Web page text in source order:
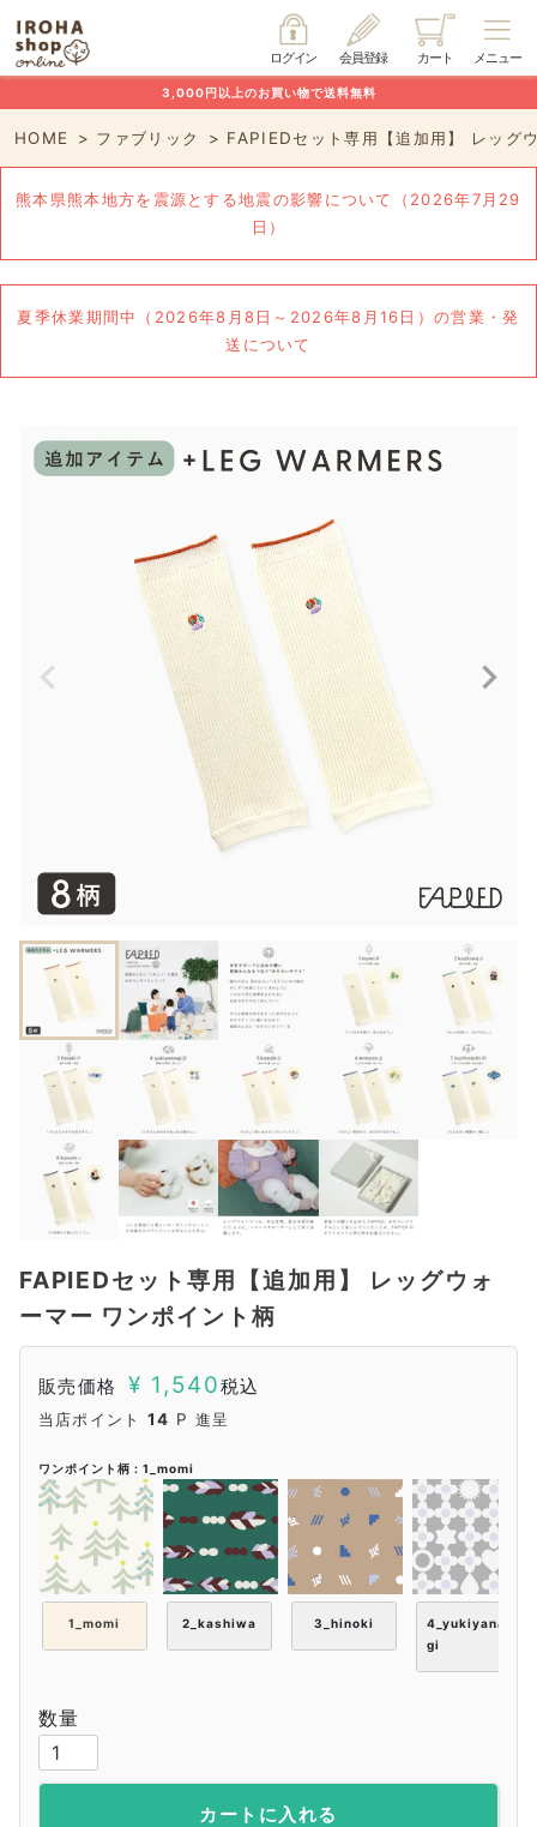
メニュー
カート
会員登録
ログイン
3,000円以上のお買い物で送料無料
HOME ファブリック FAPIEDセット専用【追加用】 レッグ
熊本県熊本地方を震源とする地震の影響について（2026年7月29
日）
夏季休業期間中（2026年8月8日～2026年8月16日）の営業・発
送について
FAPIEDセット専用【追加用】 レッグウォ
ーマー ワンポイント柄
販売価格 ¥ 1,540税込
当店ポイント 14 P 進呈
ワンポイント柄 1_momi
1_momi 2_kashiwa 3_hinoki
4_yukiyana
gi
レッグウォーマー
カートに入れる